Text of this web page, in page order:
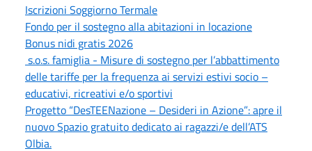
Iscrizioni Soggiorno Termale
Fondo per il sostegno alla abitazioni in locazione
Bonus nidi gratis 2026
s.o.s. famiglia - Misure di sostegno per l’abbattimento
delle tariffe per la frequenza ai servizi estivi socio –
educativi, ricreativi e/o sportivi
Progetto “DesTEENazione – Desideri in Azione”: apre il
nuovo Spazio gratuito dedicato ai ragazzi/e dell’ATS
Olbia.